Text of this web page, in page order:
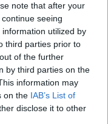
note that after your
seeing
utilized by
third parties prior to
of the further
by third parties on the
information may
on the IAB’s List of
disclose it to other
odhalili gang
chráněných druhů
působící v několika
a zajistili asi stovku
S odchytem a
Zlíně a Ostravě. V
útočiště. V
mluvčí Celní správy ČR